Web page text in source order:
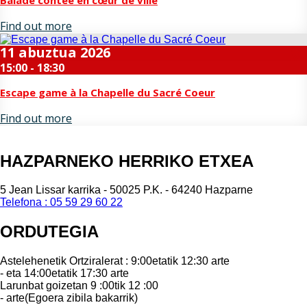
Find out more
11abuztua2026
15:00 - 18:30
Escape game à la Chapelle du Sacré Coeur
Find out more
HAZPARNEKO HERRIKO ETXEA
5 Jean Lissar karrika - 50025 P.K. - 64240 Hazparne
Telefona : 05 59 29 60 22
ORDUTEGIA
Astelehenetik Ortziralerat : 9:00etatik 12:30 arte
- eta 14:00etatik 17:30 arte
Larunbat goizetan 9 :00tik 12 :00
- arte(Egoera zibila bakarrik)